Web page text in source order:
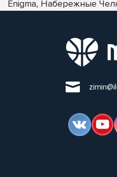
Enigma, Набережные